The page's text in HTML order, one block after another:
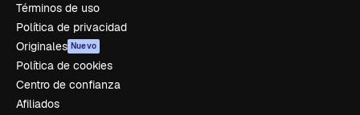
Términos de uso
Política de privacidad
Originales Nuevo
Política de cookies
Centro de confianza
Afiliados